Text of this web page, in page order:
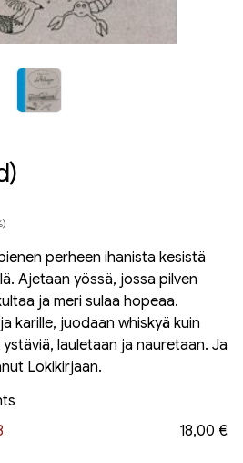
perheen ihanista kesistä
Ajetaan yössä, jossa pilven
ja meri sulaa hopeaa.
karille, juodaan whiskyä kuin
lauletaan ja nauretaan. Ja
Lokikirjaan.
18,00 €